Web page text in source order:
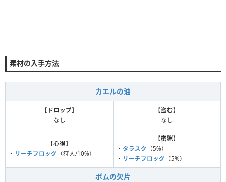
素材の入手方法
カエルの油
【 ドロップ】
なし
【盗む】
なし
【心得】
・ リーチフロッグ （狩人/10%）
【密猟】
・ タラスク （5%）
・ リーチフロッグ （5%）
ボムの欠片